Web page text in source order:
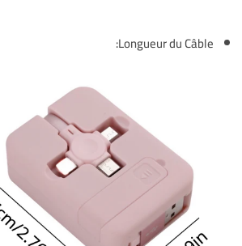
Longueur du Câble: